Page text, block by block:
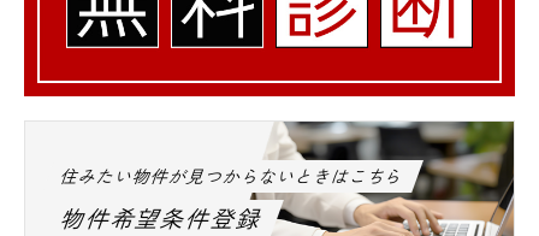
住みたい物件が見つからないときはこちら
物件希望条件登録